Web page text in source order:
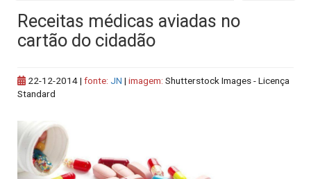
Receitas médicas aviadas no
cartão do cidadão
22-12-2014| fonte: JN | imagem: Shutterstock Images - Licença
Standard